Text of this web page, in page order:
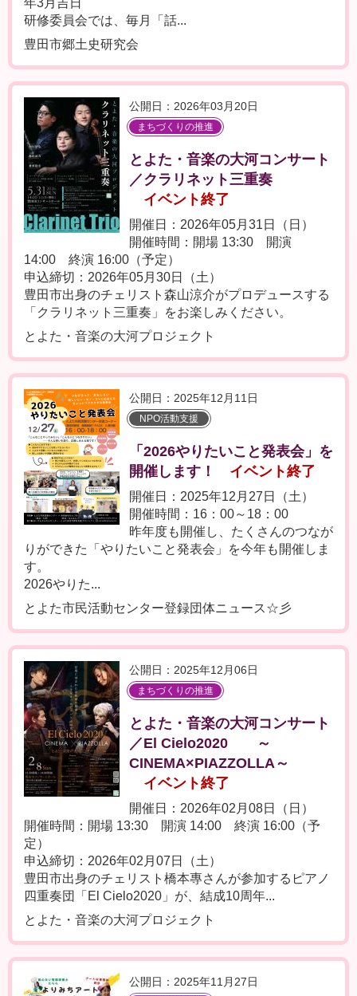
年3月吉日
研修委員会では、毎月「話...
豊田市郷土史研究会
公開日：2026年03月20日
まちづくりの推進
とよた・音楽の大河コンサート
／クラリネット三重奏
イベント終了
開催日：2026年05月31日（日）
開催時間：開場 13:30 開演
14:00 終演 16:00（予定）
申込締切：2026年05月30日（土）
豊田市出身のチェリスト森山涼介がプロデュースする
「クラリネット三重奏」をお楽しみください。
とよた・音楽の大河プロジェクト
公開日：2025年12月11日
NPO活動支援
「2026やりたいこと発表会」を
開催します！
イベント終了
開催日：2025年12月27日（土）
開催時間：16：00～18：00
昨年度も開催し、たくさんのつなが
りができた「やりたいこと発表会」を今年も開催しま
す。
2026やりた...
とよた市民活動センター登録団体ニュース☆彡
公開日：2025年12月06日
まちづくりの推進
とよた・音楽の大河コンサート
／El Cielo2020 ～
CINEMA×PIAZZOLLA～
イベント終了
開催日：2026年02月08日（日）
開催時間：開場 13:30 開演 14:00 終演 16:00（予
定）
申込締切：2026年02月07日（土）
豊田市出身のチェリスト橋本專さんが参加するピアノ
四重奏団「El Cielo2020」が、結成10周年...
とよた・音楽の大河プロジェクト
公開日：2025年11月27日